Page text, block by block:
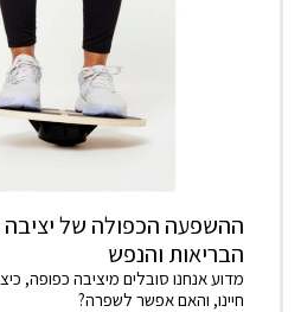
ההשפעה הכפולה של יציבה
הבריאות והנפש
מדוע אנחנו סובלים מיציבה כפופה,
חיינו, והאם אפשר לשפרה?